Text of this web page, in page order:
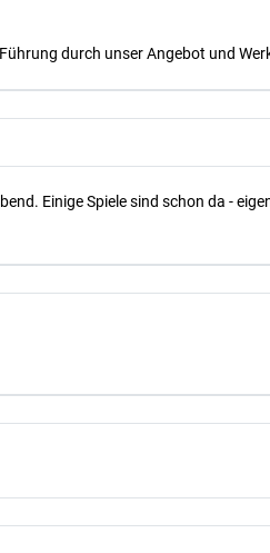
durch unser Angebot und
Einige Spiele sind schon da -